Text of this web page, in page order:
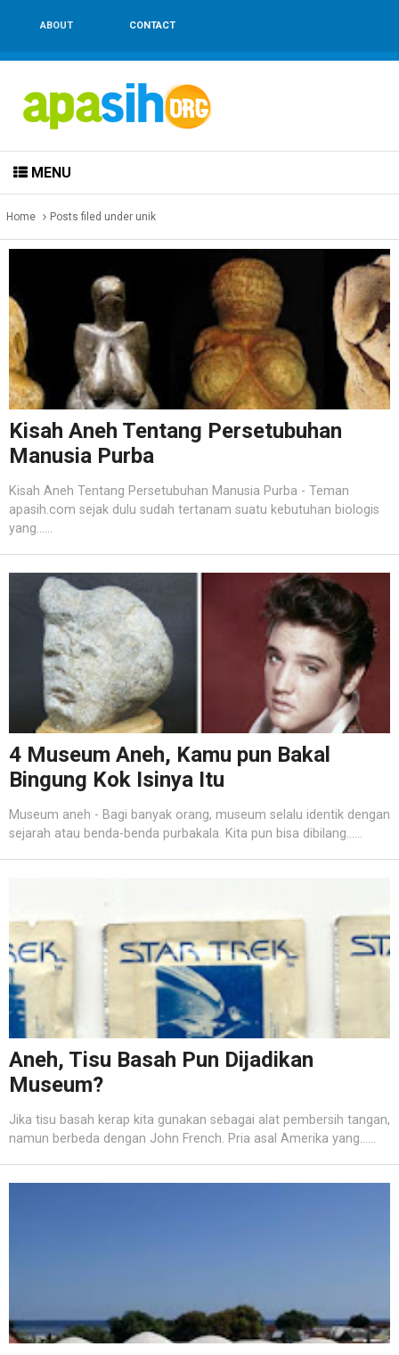
ABOUT CONTACT
MENU
Home Posts filed under unik
Kisah Aneh Tentang Persetubuhan
Manusia Purba
Kisah Aneh Tentang Persetubuhan Manusia Purba - Teman
apasih.com sejak dulu sudah tertanam suatu kebutuhan biologis
yang......
4 Museum Aneh, Kamu pun Bakal
Bingung Kok Isinya Itu
Museum aneh - Bagi banyak orang, museum selalu identik dengan
sejarah atau benda-benda purbakala. Kita pun bisa dibilang......
Aneh, Tisu Basah Pun Dijadikan
Museum?
Jika tisu basah kerap kita gunakan sebagai alat pembersih tangan,
namun berbeda dengan John French. Pria asal Amerika yang......